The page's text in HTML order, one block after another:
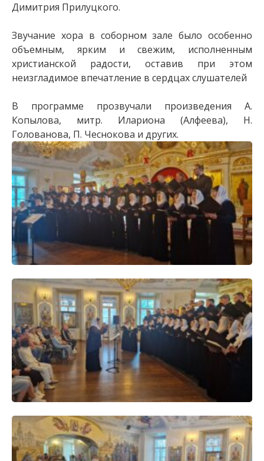
Димитрия Прилуцкого.
Звучание хора в соборном зале было особенно
объемным, ярким и свежим, исполненным
христианской радости, оставив при этом
неизгладимое впечатление в сердцах слушателей
В программе прозвучали произведения А.
Копылова, митр. Илариона (Алфеева), Н.
Голованова, П. Чеснокова и других.